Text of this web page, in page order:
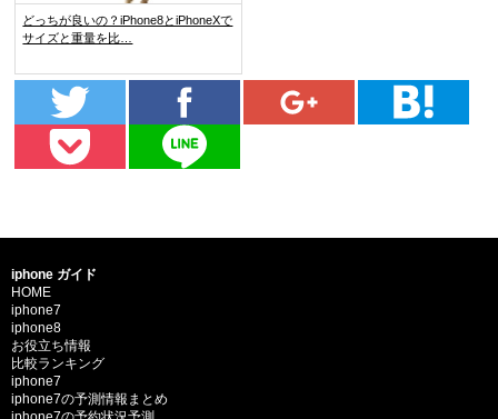
どっちが良いの？iPhone8とiPhoneXで
サイズと重量を比…
iphone ガイド
HOME
iphone7
iphone8
お役立ち情報
比較ランキング
iphone7
iphone7の予測情報まとめ